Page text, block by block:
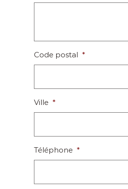
Code postal *
Ville *
Téléphone *